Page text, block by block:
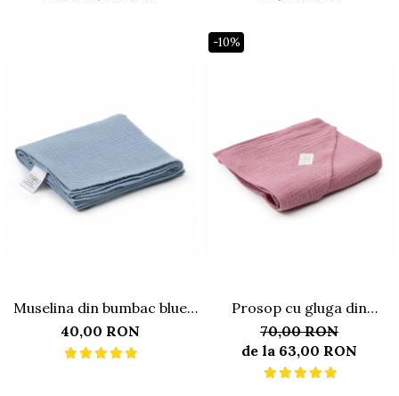
Muselina din bumbac blue
70x70 cm
40,00 RON
-10%
Prosop cu gluga din
muselina, roz
70,00 RON
de la 63,00 RON